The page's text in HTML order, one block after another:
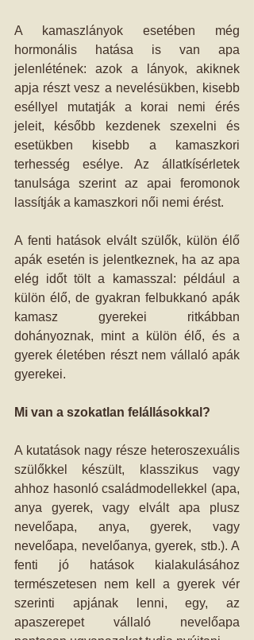
A kamaszlányok esetében még
hormonális hatása is van apa
jelenlétének: azok a lányok, akiknek
apja részt vesz a nevelésükben, kisebb
eséllyel mutatják a korai nemi érés
jeleit, később kezdenek szexelni és
esetükben kisebb a kamaszkori
terhesség esélye. Az állatkísérletek
tanulsága szerint az apai feromonok
lassítják a kamaszkori női nemi érést.
A fenti hatások elvált szülők, külön élő
apák esetén is jelentkeznek, ha az apa
elég időt tölt a kamasszal: például a
külön élő, de gyakran felbukkanó apák
kamasz gyerekei ritkábban
dohányoznak, mint a külön élő, és a
gyerek életében részt nem vállaló apák
gyerekei.
Mi van a szokatlan felállásokkal?
A kutatások nagy része heteroszexuális
szülőkkel készült, klasszikus vagy
ahhoz hasonló családmodellekkel (apa,
anya gyerek, vagy elvált apa plusz
nevelőapa, anya, gyerek, vagy
nevelőapa, nevelőanya, gyerek, stb.). A
fenti jó hatások kialakulásához
természetesen nem kell a gyerek vér
szerinti apjának lenni, egy, az
apaszerepet vállaló nevelőapa